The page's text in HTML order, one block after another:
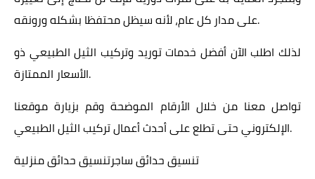
على مدار كل عام، لأنه سيظل محتفظا بشكله ورونقه.
لذلك اطلب الآن أفضل خدمات توريد وتركيب الثيل الطبيعي ذو
الأسعار الممتازة.
تواصل معنا من خلال الأرقام الموضحة وقم بزيارة موقعنا
الإلكتروني حتى تطلع على أحدث أعمال تركيب الثيل الطبيعي.
تنسيق حدائق ساجرتنسيق حدائق منزلية